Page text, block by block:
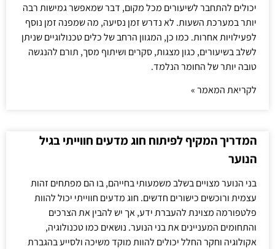
יכולים להתחבר לשיעורים מכל מקום, דבר שמאפשר גמישות רבה
יותר במערכת השעות. לא נדרש זמן נסיעה, מה שמפנה זמן נוסף
לפעילויות אחרות. כמו כן, המגוון הרחב של כלים טכנולוגיים שניתן
לשלב בשיעורים, כגון מצגות, סקרים ושיתוף מסך, תורם להנגשה
טובה יותר של החומר הנלמד.
לקריאת המאמר »
המדריך המקיף לפיתוח חוג מדעים חווייתי בגיל
הנוער
בני הנוער מצויים בשלב משמעותי בחייהם, בו הם מפתחים זהות
עצמית ורוכשים כישורים חדשים. חוג מדעים חווייתי יכול להוות
פלטפורמה מצוינת להעברת ידע, אך יש להבין את הצרכים
והתחומים המעניינים את בני הנוער. נושאים כמו טכנולוגיה,
אקולוגיה וחקר החלל יכולים להוות מוקד משיכה ולסייע בהגברת